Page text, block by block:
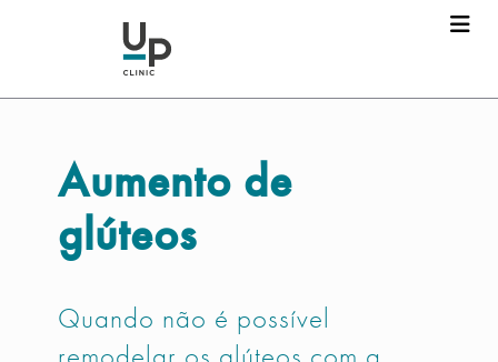
Aumento de
glúteos
Quando não é possível